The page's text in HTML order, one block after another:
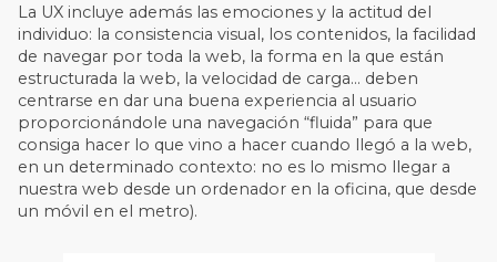
La UX incluye además las emociones y la actitud del
individuo: la consistencia visual, los contenidos, la facilidad
de navegar por toda la web, la forma en la que están
estructurada la web, la velocidad de carga… deben
centrarse en dar una buena experiencia al usuario
proporcionándole una navegación “fluida” para que
consiga hacer lo que vino a hacer cuando llegó a la web,
en un determinado contexto: no es lo mismo llegar a
nuestra web desde un ordenador en la oficina, que desde
un móvil en el metro).